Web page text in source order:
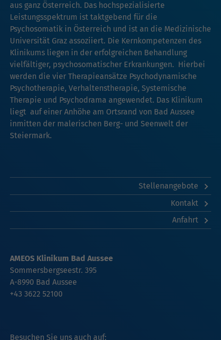
aus ganz Österreich. Das hochspezialisierte
Leistungsspektrum ist taktgebend für die
Psychosomatik in Österreich und ist an die Medizinische
Universität Graz assoziiert. Die Kernkompetenzen des
Klinikums liegen in der erfolgreichen Behandlung
vielfältiger, psychosomatischer Erkrankungen. Hierbei
werden die vier Therapieansätze Psychodynamische
Psychotherapie, Verhaltenstherapie, Systemische
Therapie und Psychodrama angewendet. Das Klinikum
liegt auf einer Anhöhe am Ortsrand von Bad Aussee
inmitten der malerischen Berg- und Seenwelt der
Steiermark.
Stellenangebote
Kontakt
Anfahrt
Besuchen Sie uns auch auf:
AMEOS Klinikum Bad Aussee
Sommersbergseestr. 395
A-8990 Bad Aussee
+43 3622 52100